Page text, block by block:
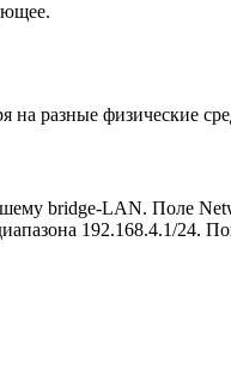
на разные физические
bridge-LAN. Поле
192.168.4.1/24.